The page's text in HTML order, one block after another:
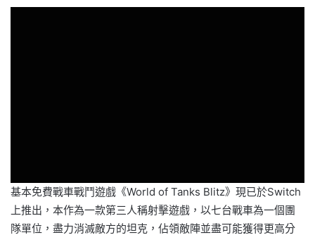
基本免費戰車戰鬥遊戲《World of Tanks Blitz》現已於Switch
上推出，本作為一款第三人稱射擊遊戲，以七台戰車為一個團
隊單位，盡力消滅敵方的坦克，佔領敵陣並盡可能獲得更高分